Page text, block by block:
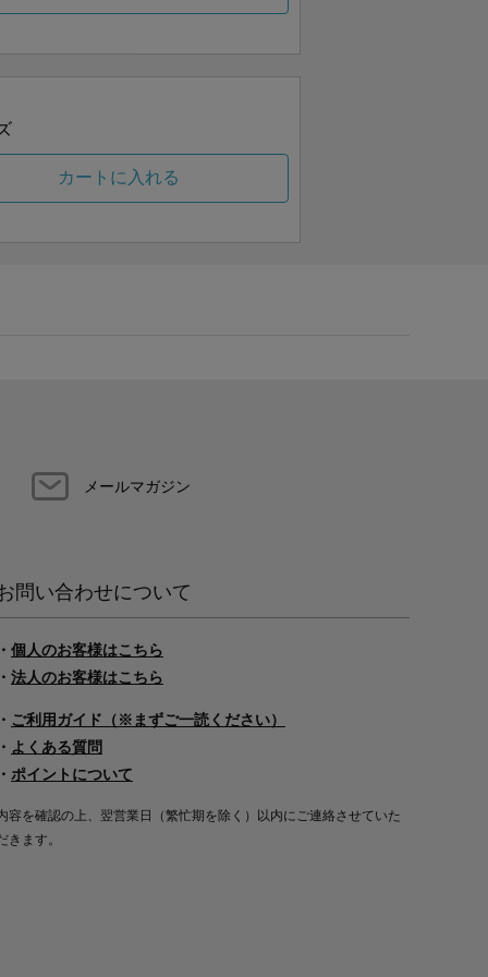
カートに入れる
メールマガジン
問い合わせについて
・ 個人のお客様はこちら
・ 法人のお客様はこちら
・ ご利用ガイド（※まずご一読ください）
・ よくある質問
・ ポイントについて
容を確認の上、翌営業日（繁忙期を除く）以内にご連絡させていた
きます。